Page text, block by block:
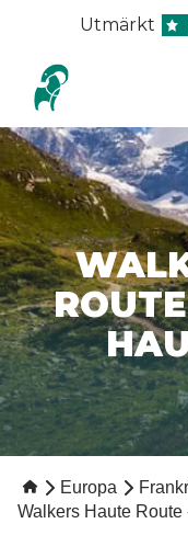
Utmärkt
Europa
Walkers Haute